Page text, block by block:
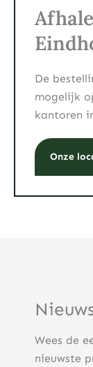
De
mogelijk
kantoren
Onze
Wees de
nieuwste